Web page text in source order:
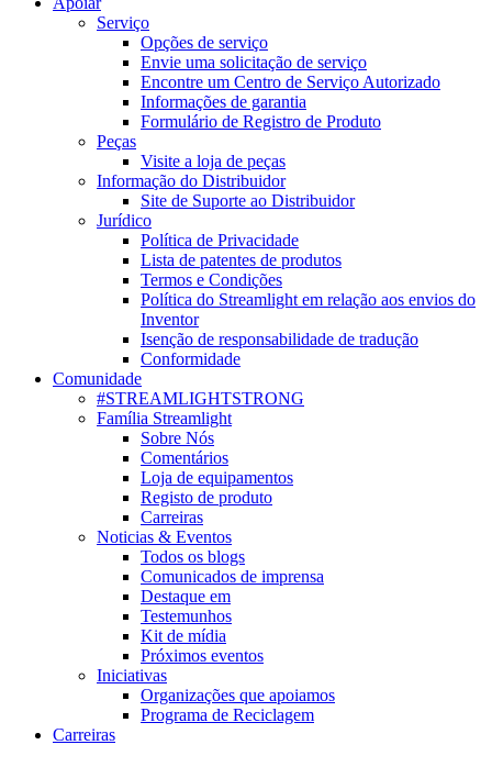
Serviço
Opções de serviço
Envie uma solicitação de serviço
Encontre um Centro de Serviço Autorizado
Informações de garantia
Formulário de Registro de Produto
Peças
Visite a loja de peças
Informação do Distribuidor
Site de Suporte ao Distribuidor
Jurídico
Política de Privacidade
Lista de patentes de produtos
Termos e Condições
Política do Streamlight em relação aos envios do
Inventor
Isenção de responsabilidade de tradução
Conformidade
Comunidade
#STREAMLIGHTSTRONG
Família Streamlight
Sobre Nós
Comentários
Loja de equipamentos
Registo de produto
Carreiras
Noticias & Eventos
Todos os blogs
Comunicados de imprensa
Destaque em
Testemunhos
Kit de mídia
Próximos eventos
Iniciativas
Organizações que apoiamos
Programa de Reciclagem
Carreiras